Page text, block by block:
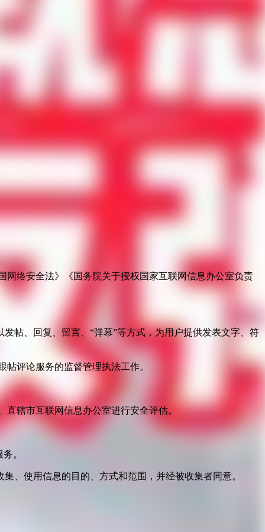
络安全法》《国务院关于授权国家互联网信息办公室负责
帖、回复、留言、“弹幕”等方式，为用户提供发表文字、符
评论服务的监督管理执法工作。
辖市互联网信息办公室进行安全评估。
。
、使用信息的目的、方式和范围，并经被收集者同意。